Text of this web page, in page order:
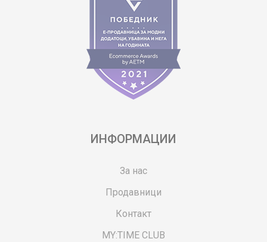
ИНФОРМАЦИИ
За нас
Продавници
Контакт
MY:TIME CLUB